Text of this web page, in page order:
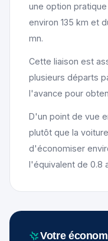
une option
environ 135 km et
mn.
Cette liaison est
plusieurs départs
l'avance pour
D'un point de vue
plutôt que la
d'économiser
l'équivalent de 0.8
Votre